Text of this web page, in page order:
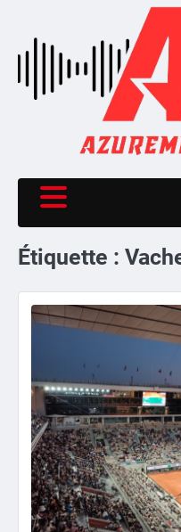
content
Étiquette :